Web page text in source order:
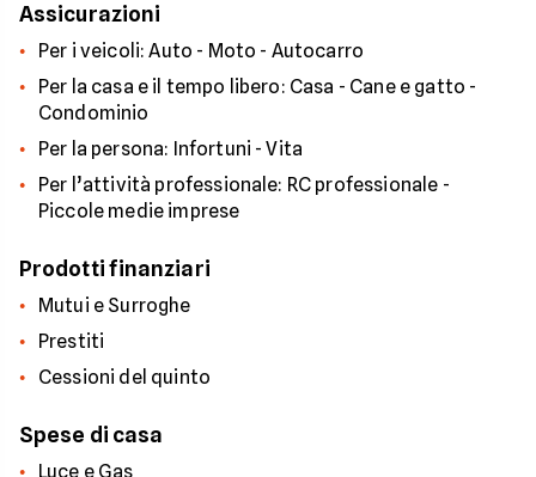
Assicurazioni
Per i veicoli: Auto - Moto - Autocarro
Per la casa e il tempo libero: Casa - Cane e gatto -
Condominio
Per la persona: Infortuni - Vita
Per l’attività professionale: RC professionale -
Piccole medie imprese
Prodotti finanziari
Mutui e Surroghe
Prestiti
Cessioni del quinto
Spese di casa
Luce e Gas